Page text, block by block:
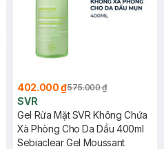
402.000 ₫575.000 ₫
SVR
Gel Rửa Mặt SVR Không Chứa
Xà Phòng Cho Da Dầu 400ml
Sebiaclear Gel Moussant